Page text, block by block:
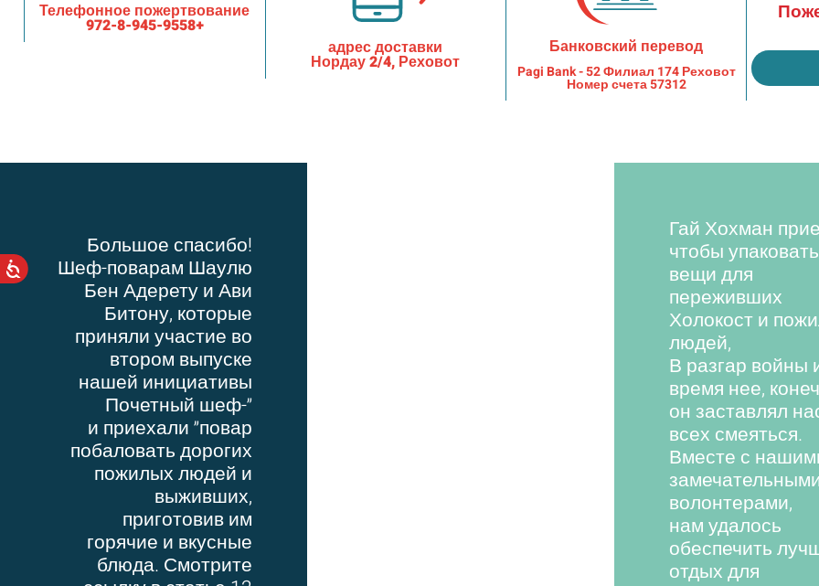
Банковский перевод
Pagi Bank - 52 Филиал 174 Реховот
Номер счета 57312
адрес доставки
Нордау 2/4, Реховот
Телефонное пожертвование
+972-8-945-9558
Гай Хохман
чтобы упаковать
вещи для
переживших
Холокост и
людей,
В разгар войны
время нее,
он заставлял
всех смеяться.
Вместе с
волонтерами,
нам удалось
обеспечить
отдых для
Большое спасибо!
Шеф-поварам Шаулю
Бен Адерету и Ави
Битону, которые
приняли участие во
втором выпуске
нашей инициативы
״Почетный шеф-
повар״ и приехали
побаловать дорогих
пожилых людей и
выживших,
приготовив им
горячие и вкусные
блюда. Смотрите